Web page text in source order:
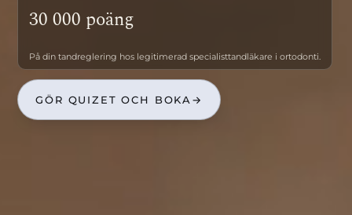
30 000 poäng
På din tandreglering hos legitimerad specialisttandläkare i ortodonti.
GÖR QUIZET OCH BOKA→